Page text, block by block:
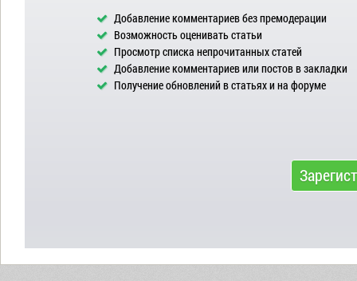
Добавление комментариев без премодерации
Возможность оценивать статьи
Просмотр списка непрочитанных статей
Добавление комментариев или постов в закладки
Получение обновлений в статьях и на форуме